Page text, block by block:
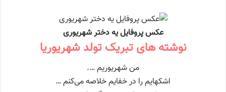
عکس پروفایل یه دختر شهریوری
نوشته های تبریک تولد شهریوریا
من شهریوریم ….
اشکهایم را در خفایم خلاصه می‌کنم …